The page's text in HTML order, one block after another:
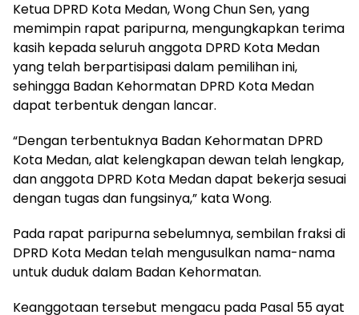
Ketua DPRD Kota Medan, Wong Chun Sen, yang
memimpin rapat paripurna, mengungkapkan terima
kasih kepada seluruh anggota DPRD Kota Medan
yang telah berpartisipasi dalam pemilihan ini,
sehingga Badan Kehormatan DPRD Kota Medan
dapat terbentuk dengan lancar.
“Dengan terbentuknya Badan Kehormatan DPRD
Kota Medan, alat kelengkapan dewan telah lengkap,
dan anggota DPRD Kota Medan dapat bekerja sesuai
dengan tugas dan fungsinya,” kata Wong.
Pada rapat paripurna sebelumnya, sembilan fraksi di
DPRD Kota Medan telah mengusulkan nama-nama
untuk duduk dalam Badan Kehormatan.
Keanggotaan tersebut mengacu pada Pasal 55 ayat